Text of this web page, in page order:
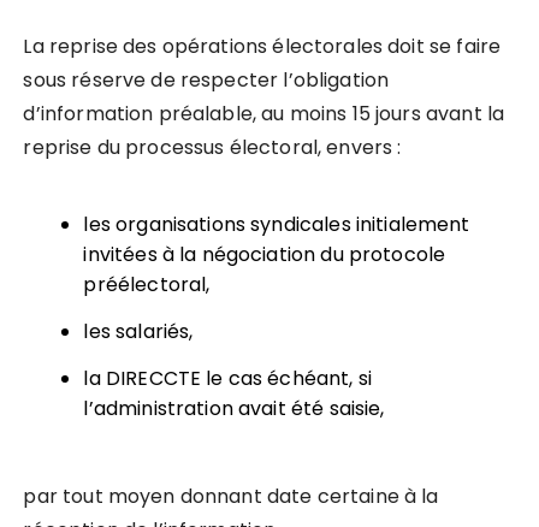
La reprise des opérations électorales doit se faire
sous réserve de respecter l’obligation
d’information préalable, au moins 15 jours avant la
reprise du processus électoral, envers :
les organisations syndicales initialement
invitées à la négociation du protocole
préélectoral,
les salariés,
la DIRECCTE le cas échéant, si
l’administration avait été saisie,
par tout moyen donnant date certaine à la